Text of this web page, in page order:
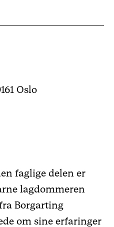
Oslo
faglige delen er
lagdommeren
Borgarting
om sine erfaringer